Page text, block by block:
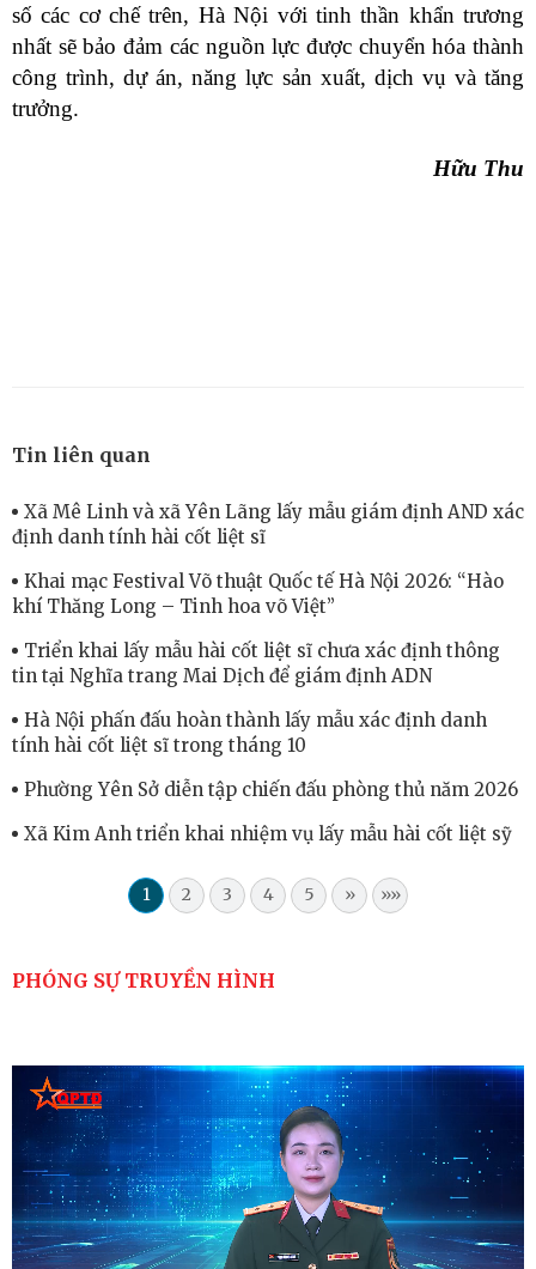
số các cơ chế trên, Hà Nội với tinh thần khẩn trương
nhất sẽ bảo đảm các nguồn lực được chuyển hóa thành
công trình, dự án, năng lực sản xuất, dịch vụ và tăng
trưởng.
Hữu Thu
Tin liên quan
Xã Mê Linh và xã Yên Lãng lấy mẫu giám định AND xác
định danh tính hài cốt liệt sĩ
Khai mạc Festival Võ thuật Quốc tế Hà Nội 2026: “Hào
khí Thăng Long – Tinh hoa võ Việt”
Triển khai lấy mẫu hài cốt liệt sĩ chưa xác định thông
tin tại Nghĩa trang Mai Dịch để giám định ADN
Hà Nội phấn đấu hoàn thành lấy mẫu xác định danh
tính hài cốt liệt sĩ trong tháng 10
Phường Yên Sở diễn tập chiến đấu phòng thủ năm 2026
Xã Kim Anh triển khai nhiệm vụ lấy mẫu hài cốt liệt sỹ
1 2 3 4 5 » »»
PHÓNG SỰ TRUYỀN HÌNH